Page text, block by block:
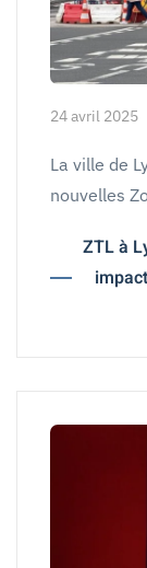
24 avril 2025
La ville de
nouvelles
ZTL à